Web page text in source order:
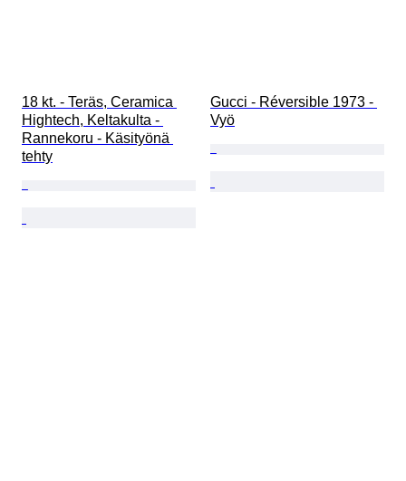
18 kt. - Teräs, Ceramica
Hightech, Keltakulta -
Rannekoru - Käsityönä
tehty
Gucci - Réversible 1973 -
Vyö